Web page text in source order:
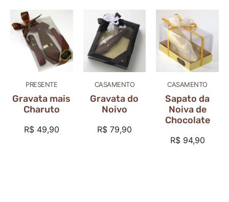
PRESENTE
Gravata mais
Charuto
R$49,90
CASAMENTO
Gravata do
Noivo
R$79,90
CASAMENTO
Sapato da
Noiva de
Chocolate
R$94,90